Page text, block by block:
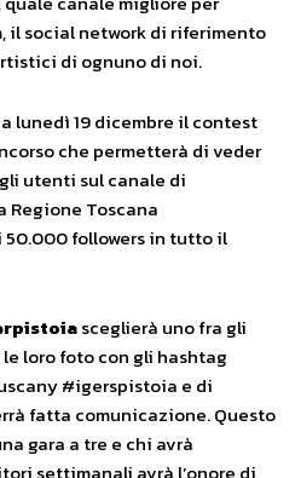
il social network di riferimento
di ognuno di noi.
lunedì 19 dicembre il contest
che permetterà di veder
utenti sul canale di
Toscana
50.000 followers in tutto il
sceglierà uno fra gli
loro foto con gli hashtag
#igerspistoia e di
fatta comunicazione. Questo
gara a tre e chi avrà